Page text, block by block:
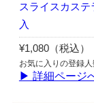
スライスカス
入
¥1,080（税込）
お気に入りの登録人
▶ 詳細ページ